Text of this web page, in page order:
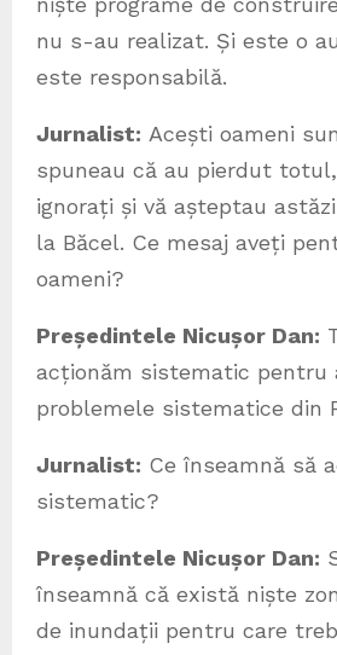
nu s-au realizat. Și este o
este responsabilă.
Jurnalist: Acești oameni
spuneau că au pierdut
ignorați și vă așteptau
la Băcel. Ce mesaj aveți
oameni?
Președintele Nicușor Dan:
acționăm sistematic pentru
problemele sistematice din
Jurnalist: Ce înseamnă să
sistematic?
Președintele Nicușor Dan:
înseamnă că există niște
de inundații pentru care